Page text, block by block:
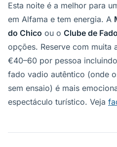
Esta noite é a melhor para
em Alfama e tem energia. A
do Chico ou o Clube de Fado
opções. Reserve com muita
€40–60 por pessoa
fado vadio autêntico (onde
sem ensaio) é mais
espectáculo turístico. Veja